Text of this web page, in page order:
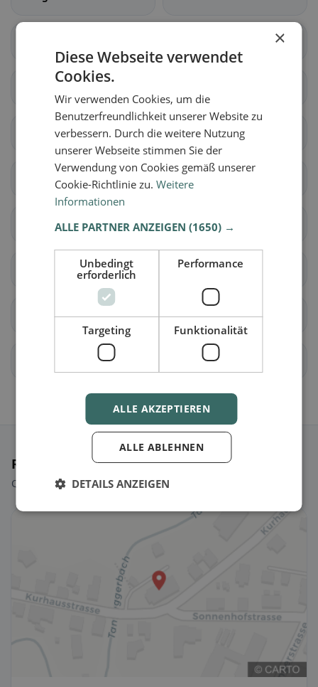
Knonau Maschwanden
Mettmenstetten Obfelden
Rifferswil Stallikon
Wettswil am Albis Benken (ZH)
Berg am Irchel Buch am Irchel
Ristoranti selezionati
Qualche scelta per iniziare subito.
×
Diese Webseite verwendet
Cookies.
Wir verwenden Cookies, um die
Benutzerfreundlichkeit unserer Website zu
verbessern. Durch die weitere Nutzung
unserer Webseite stimmen Sie der
Verwendung von Cookies gemäß unserer
Cookie-Richtlinie zu.Weitere
Informationen
ALLE PARTNER ANZEIGEN(1650) →
Unbedingt
erforderlich
Performance
Targeting Funktionalität
ALLE AKZEPTIEREN
ALLE ABLEHNEN
DETAILS ANZEIGEN